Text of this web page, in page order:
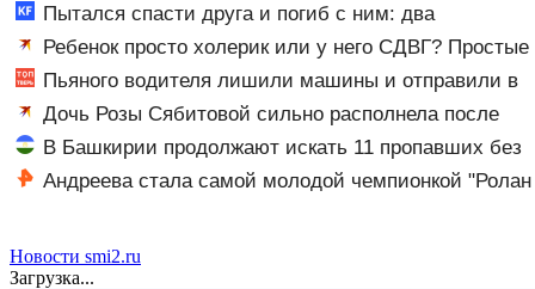
Пытался спасти друга и погиб с ним: два
подростка утонули в реке 08/08/2026 – Новости
Ребенок просто холерик или у него СДВГ? Простые
тесты, которые помогут разобраться
Пьяного водителя лишили машины и отправили в
тюрьДочь Розы Сябитовой сильно располнела после
родовВ Башкирии продолжают искать 11 пропавших без
вестиАндреева стала самой молодой чемпионкой "Ролан
Новости smi2.ru
Загрузка...